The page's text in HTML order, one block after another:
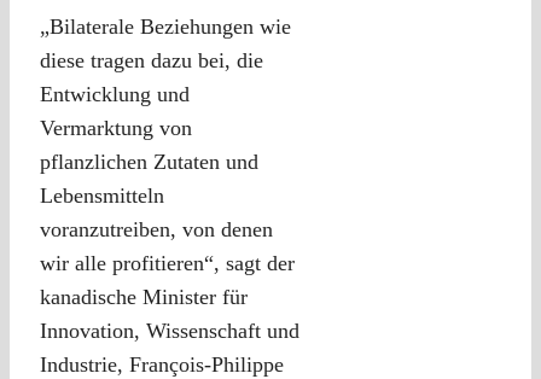
„Bilaterale Beziehungen wie
diese tragen dazu bei, die
Entwicklung und
Vermarktung von
pflanzlichen Zutaten und
Lebensmitteln
voranzutreiben, von denen
wir alle profitieren“, sagt der
kanadische Minister für
Innovation, Wissenschaft und
Industrie, François-Philippe